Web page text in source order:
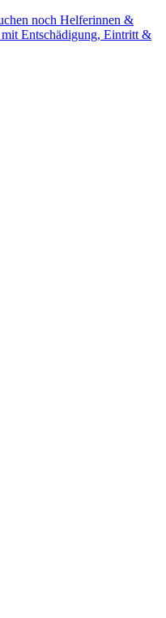
noch Helferinnen &
Entschädigung, Eintritt &